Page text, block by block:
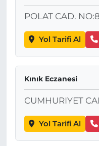
POLAT CAD.
Yol Tarifi Al
Kınık Eczanesi
CUMHURIYET
Yol Tarifi Al